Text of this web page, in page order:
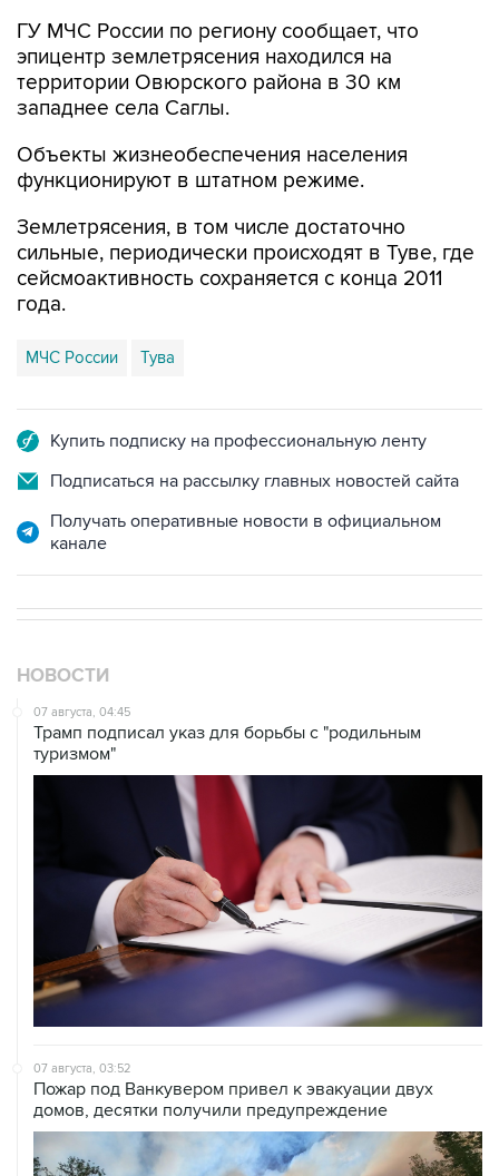
ГУ МЧС России по региону сообщает, что
эпицентр землетрясения находился на
территории Овюрского района в 30 км
западнее села Саглы.
Объекты жизнеобеспечения населения
функционируют в штатном режиме.
Землетрясения, в том числе достаточно
сильные, периодически происходят в Туве, где
сейсмоактивность сохраняется с конца 2011
года.
МЧС России Тува
Купить подписку на профессиональную ленту
Подписаться на рассылку главных новостей сайта
Получать оперативные новости в официальном
канале
НОВОСТИ
07 августа, 04:45
Трамп подписал указ для борьбы с "родильным
туризмом"
07 августа, 03:52
Пожар под Ванкувером привел к эвакуации двух
домов, десятки получили предупреждение